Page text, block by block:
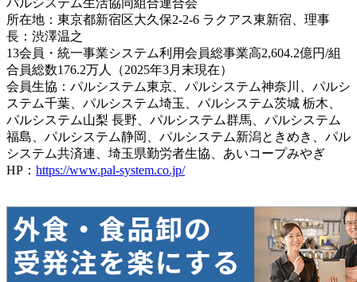
所在地：東京都新宿区大久保2-2-6 ラクアス東新宿、理事
長：渋澤温之
13会員・統一事業システム利用会員総事業高2,604.2億円/組
合員総数176.2万人（2025年3月末現在）
会員生協：パルシステム東京、パルシステム神奈川、パルシ
ステム千葉、パルシステム埼玉、パルシステム茨城 栃木、
パルシステム山梨 長野、パルシステム群馬、パルシステム
福島、パルシステム静岡、パルシステム新潟ときめき、パル
システム共済連、埼玉県勤労者生協、あいコープみやぎ
HP： https://www.pal-system.co.jp/